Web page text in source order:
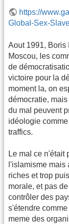
https://
Global-Sex-
Aout 1991, Boris
Moscou, les
de
victoire pour la
moment la, on
démocratie,
du mal peuvent
idéologie
traffics.
Le mal ce n'était
l'islamisme mais
riches et trop
morale, et pas
contrôler des
s'étendre
meme des